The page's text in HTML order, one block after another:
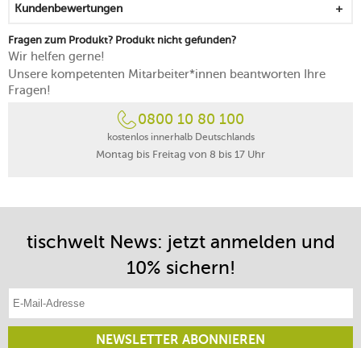
griffig, stapelbar und blickfangend
spülmaschinenfest
Made in Germany
Kundenbewertungen
Fragen zum Produkt? Produkt nicht gefunden?
Wir helfen gerne!
Unsere kompetenten Mitarbeiter*innen beantworten Ihre
Fragen!
0800 10 80 100
kostenlos innerhalb Deutschlands
Montag bis Freitag von 8 bis 17 Uhr
tischwelt News: jetzt anmelden und
10% sichern!
NEWSLETTER ABONNIEREN